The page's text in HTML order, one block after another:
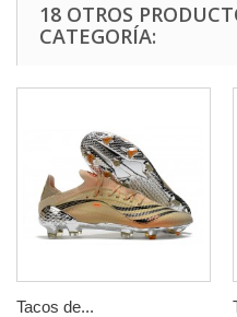
18 OTROS
CATEGORÍA:
Tacos de...